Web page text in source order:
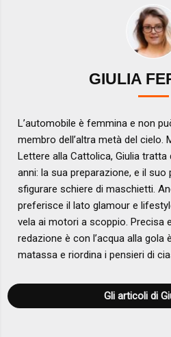
GIULIA
L’automobile è femmina e non
membro dell’altra metà del cielo.
Lettere alla Cattolica, Giulia
anni: la sua preparazione, e il
sfigurare schiere di maschietti.
preferisce il lato glamour e
vela ai motori a scoppio. Precisa
redazione è con l’acqua alla gola
matassa e riordina i pensieri di
Gli articoli di